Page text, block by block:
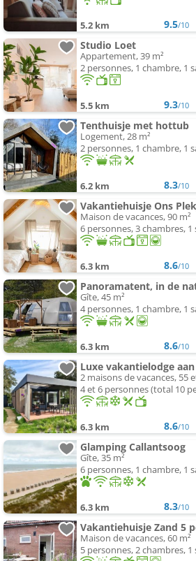
5.2 km 9.5/10
Studio Loet
Appartement, 39 m²
2 personnes, 1 chambre, 1
5.5 km 9.3/10
Tenthuisje met hottub
Logement, 28 m²
2 personnes, 1 chambre, 1
6.2 km 8.3/10
Maison de vacances, 90 m²
6 personnes, 3 chambres, 1
6.3 km 8.6/10
Panoramatent, in de
Gîte, 45 m²
4 personnes, 1 chambre, 1
6.3 km 8.6/10
Luxe vakantielodge aan
2 maisons de vacances, 55
4 et 6 personnes (total 10
6.3 km 8.6/10
Glamping Callantsoog
Gîte, 35 m²
6 personnes, 1 chambre, 1
6.3 km 8.3/10
Maison de vacances, 60 m²
5 personnes, 2 chambres, 1